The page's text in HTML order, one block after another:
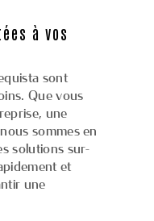
à vos
sont
Que vous
une
sommes en
solutions sur-
et
une